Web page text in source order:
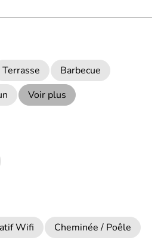
Terrasse
Barbecue
Voir plus
Wifi
Cheminée / Poêle